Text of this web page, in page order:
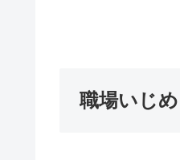
職場いじ